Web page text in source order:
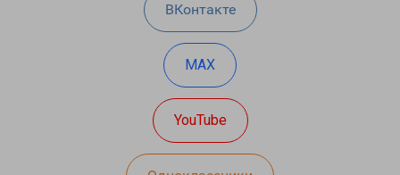
ВКонтакте
MAX
YouTube